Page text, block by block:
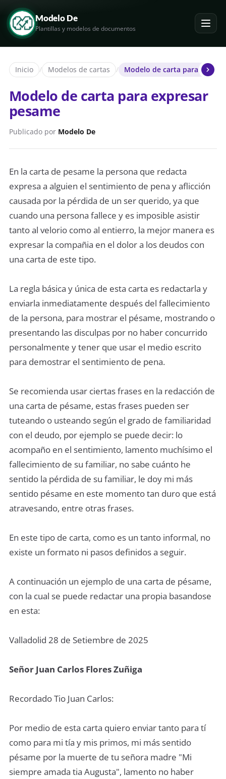
Modelo De
Plantillas y modelos de documentos
Inicio / Modelos de cartas / Modelo de carta para
Modelo de carta para expresar
pesame
Publicado por Modelo De
En la carta de pesame la persona que redacta
expresa a alguien el sentimiento de pena y aflicción
causada por la pérdida de un ser querido, ya que
cuando una persona fallece y es imposible asistir
tanto al velorio como al entierro, la mejor manera es
expresar la compañia en el dolor a los deudos con
una carta de este tipo.
La regla básica y única de esta carta es redactarla y
enviarla inmediatamente después del fallecimiento
de la persona, para mostrar el pésame, mostrando o
presentando las disculpas por no haber concurrido
personalmente y tener que usar el medio escrito
para demostrar el sentimiento de pena.
Se recomienda usar ciertas frases en la redacción de
una carta de pésame, estas frases pueden ser
tuteando o usteando según el grado de familiaridad
con el deudo, por ejemplo se puede decir: lo
acompaño en el sentimiento, lamento muchísimo el
fallecimiento de su familiar, no sabe cuánto he
sentido la pérdida de su familiar, le doy mi más
sentido pésame en este momento tan duro que está
atravesando, entre otras frases.
En este tipo de carta, como es un tanto informal, no
existe un formato ni pasos definidos a seguir.
A continuación un ejemplo de una carta de pésame,
con la cual se puede redactar una propia basandose
en esta:
Valladolid 28 de Setiembre de 2025
Señor Juan Carlos Flores Zuñiga
Recordado Tio Juan Carlos:
Por medio de esta carta quiero enviar tanto para tí
como para mi tía y mis primos, mi más sentido
pésame por la muerte de tu señora madre "Mi
siempre amada tia Augusta", lamento no haber